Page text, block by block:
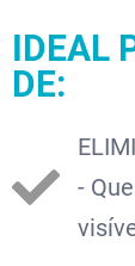
IDEAL
DE:
-